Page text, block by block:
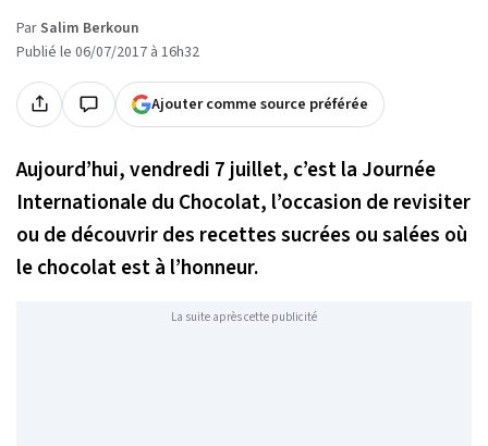
ParSalim Berkoun
Publié le 06/07/2017 à 16h32
Ajouter comme source préférée
Aujourd’hui, vendredi 7 juillet, c’est la Journée
Internationale du Chocolat, l’occasion de revisiter
ou de découvrir des recettes sucrées ou salées où
le chocolat est à l’honneur.
La suite après cette publicité